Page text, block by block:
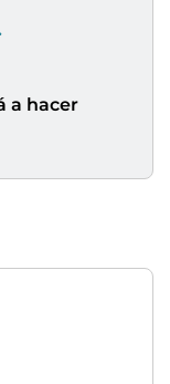
a hacer